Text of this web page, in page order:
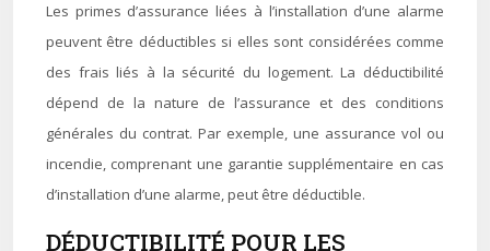
Les primes d’assurance liées à l’installation d’une alarme
peuvent être déductibles si elles sont considérées comme
des frais liés à la sécurité du logement. La déductibilité
dépend de la nature de l’assurance et des conditions
générales du contrat. Par exemple, une assurance vol ou
incendie, comprenant une garantie supplémentaire en cas
d’installation d’une alarme, peut être déductible.
DÉDUCTIBILITÉ POUR LES